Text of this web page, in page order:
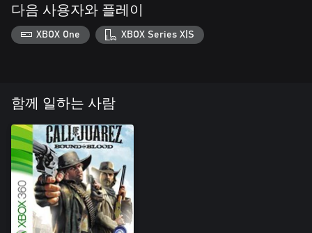
다음 사용자와 플레이
XBOX One XBOX Series X|S
함께 일하는 사람